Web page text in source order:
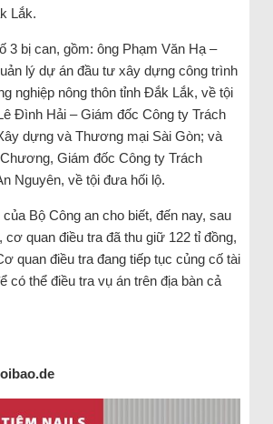
Lắk.
3 bị can, gồm: ông Phạm Văn Hạ –
lý dự án đầu tư xây dựng công trình
nghiệp nông thôn tỉnh Đắk Lắk, về tội
Đình Hải – Giám đốc Công ty Trách
dựng và Thương mại Sài Gòn; và
Giám đốc Công ty Trách
Nguyên, về tội đưa hối lộ.
Bộ Công an cho biết, đến nay, sau
cơ quan điều tra đã thu giữ 122 tỉ đồng,
quan điều tra đang tiếp tục củng cố tài
có thể điều tra vụ án trên địa bàn cả